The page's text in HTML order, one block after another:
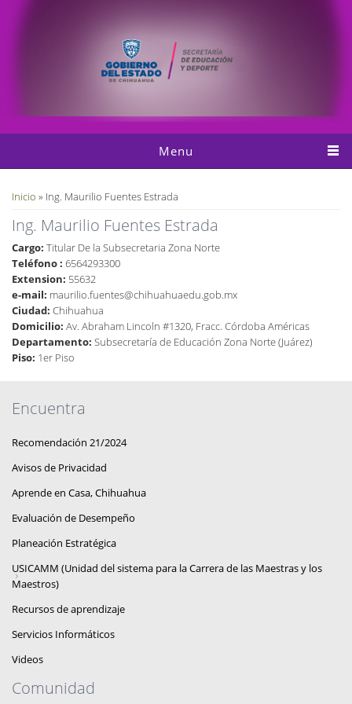
Menu
Usted está aquí
Inicio » Ing. Maurilio Fuentes Estrada
Ing. Maurilio Fuentes Estrada
Cargo: Titular De la Subsecretaria Zona Norte
Teléfono : 6564293300
Extension: 55632
e-mail: maurilio.fuentes@chihuahuaedu.gob.mx
Ciudad: Chihuahua
Domicilio: Av. Abraham Lincoln #1320, Fracc. Córdoba Américas
Departamento: Subsecretaría de Educación Zona Norte (Juárez)
Piso: 1er Piso
Encuentra
Recomendación 21/2024
Avisos de Privacidad
Aprende en Casa, Chihuahua
Evaluación de Desempeño
Planeación Estratégica
USICAMM (Unidad del sistema para la Carrera de las Maestras y los
Maestros)
Recursos de aprendizaje
Servicios Informáticos
Videos
Comunidad